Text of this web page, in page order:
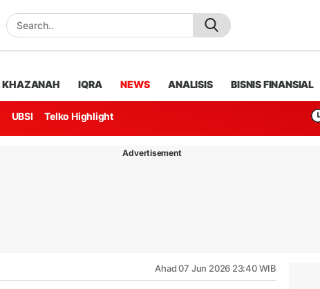
KHAZANAH IQRA NEWS ANALISIS BISNIS FINANSIAL
UBSI Telko Highlight
Advertisement
Ahad 07 Jun 2026 23:40 WIB